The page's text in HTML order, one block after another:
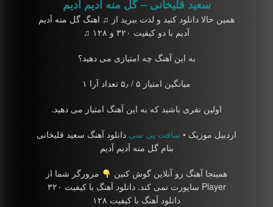
سعید قلیخانی – گل منه آدیم آدیم
همین حالا دانلود کنید و لذت ببرید از ♫ اهنگ گل منه آدیم
آدیم با دو کیفیت ۳۲۰ و ۱۲۸ ♫
به این آهنگ چه امتیازی می دهید؟
میانگین امتیاز ۵ / ۵٫ تعداد آرا ۱
اولین نفری باشید که به این آهنگ امتیاز می دهید.
اردبیل موزیک • سافت پی سی دانلود آهنگ سعید قلیخانی
بنام گل منه آدیم آدیم
همینجا آهنگ رو آنلاین گوش کنین
مرورگر شما از
Player ساپورت نمی کند. دانلود آهنگ با کیفیت ۳۲۰
دانلود آهنگ با کیفیت ۱۲۸